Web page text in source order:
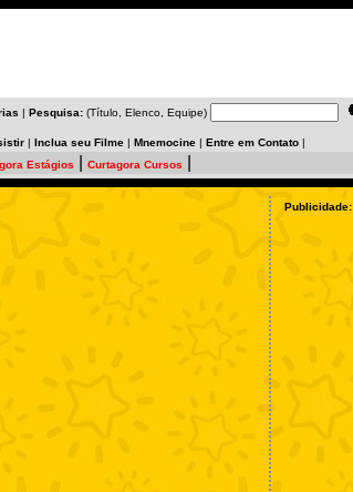
| Pesquisa: (Título, Elenco, Equipe)
| Inclua seu Filme | Mnemocine | Entre em Contato |
Estágios Curtagora Cursos
Publicidade: